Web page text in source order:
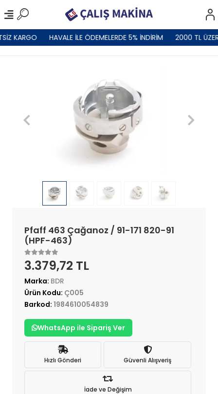
KARGO HAVALE İLE ÖDEMELERDE 5% İNDİRİM 2000 TL
Pfaff 463 Çağanoz / 91-171 820-91
(HPF-463)
3.379,72 TL
Marka: BDR
Ürün Kodu: Ç005
Barkod: 1984610054839
WhatsApp ile Sipariş Ver
Hızlı Gönderi Güvenli Alışveriş
İade ve Değişim